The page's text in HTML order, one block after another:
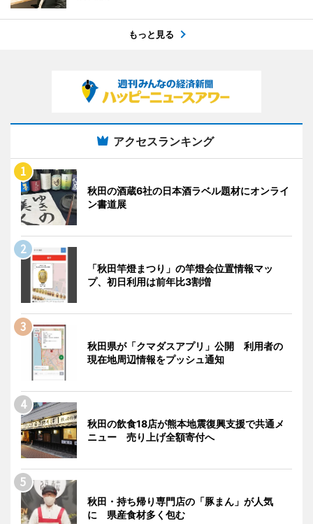
もっと見る
アクセスランキング
秋田の酒蔵6社の日本酒ラベル題材にオンライ
ン書道展
「秋田竿燈まつり」の竿燈会位置情報マッ
プ、初日利用は前年比3割増
秋田県が「クマダスアプリ」公開 利用者の
現在地周辺情報をプッシュ通知
秋田の飲食18店が熊本地震復興支援で共通メ
ニュー 売り上げ全額寄付へ
秋田・持ち帰り専門店の「豚まん」が人気
に 県産食材多く包む